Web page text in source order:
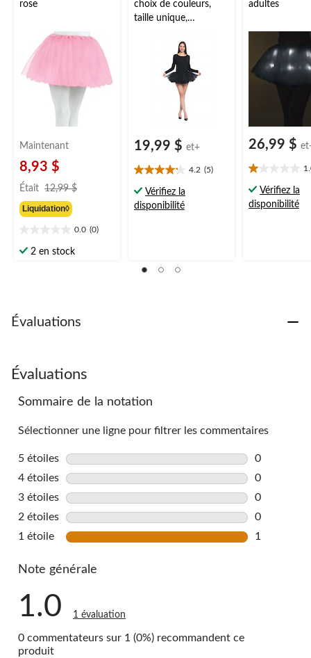
rose
Maintenant
8,93 $
Était 12,99 $
Liquidation◊
0.0 (0)
étoile(s)
2 en stock
choix de couleurs,
taille unique,
costume à porter
pour l'Halloween
19,99 $ et+
4.2 (5)
4.2
étoile(s)
sur
Vérifiez la
disponibilité
adultes
26,99 $
1.0
étoile(s)
sur
Vérifiez la
disponibilité
Évaluations
Évaluations
Sommaire de la notation
Sélectionner une ligne pour filtrer les commentaires
5 étoiles étoiles
0
0
4 étoiles étoiles
0
0
3 étoiles étoiles
0
0
2 étoiles étoiles
0
0
1 étoile étoiles
1
Note générale
1.0 1 évaluation
0 commentateurs sur 1 (0%) recommandent ce
produit